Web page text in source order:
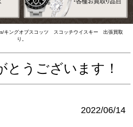
キングオブスコッツ スコッチウイスキー 出張買取
り。
とうございます！
2022/06/14